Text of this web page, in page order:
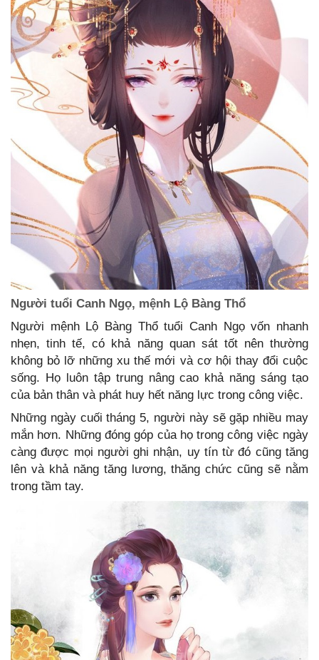
Người tuổi Canh Ngọ, mệnh Lộ Bàng Thổ
Người mệnh Lộ Bàng Thổ tuổi Canh Ngọ vốn nhanh
nhẹn, tinh tế, có khả năng quan sát tốt nên thường
không bỏ lỡ những xu thế mới và cơ hội thay đổi cuộc
sống. Họ luôn tập trung nâng cao khả năng sáng tạo
của bản thân và phát huy hết năng lực trong công việc.
Những ngày cuối tháng 5, người này sẽ gặp nhiều may
mắn hơn. Những đóng góp của họ trong công việc ngày
càng được mọi người ghi nhận, uy tín từ đó cũng tăng
lên và khả năng tăng lương, thăng chức cũng sẽ nằm
trong tầm tay.